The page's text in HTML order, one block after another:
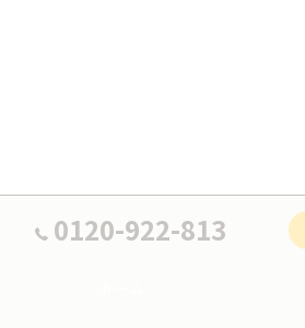
0120-922-813